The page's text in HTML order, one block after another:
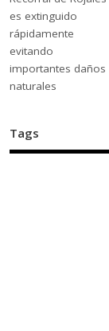
es extinguido
rápidamente
evitando
importantes daños
naturales
Tags